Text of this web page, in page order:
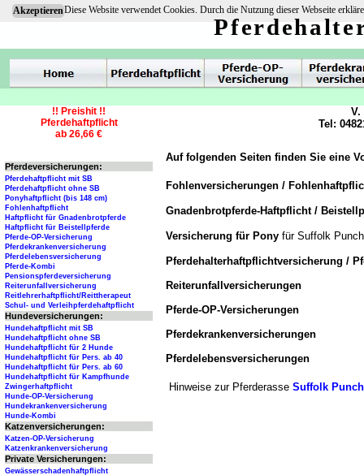
AkzeptierenDiese Website verwendet Cookies. Durch die Nutzung dieser Webseite
Auf folgenden Seiten finden Sie eine
Fohlenversicherungen /
Gnadenbrotpferde-Haftpflicht /
Versicherung für Pony für Suffolk Punch
Pferdehalterhaftpflichtversicherung /
Reiterunfallversicherungen
Pferde-OP-Versicherungen
Pferdekrankenversicherungen
Pferdelebensversicherungen
Hinweise zur Pferderasse Suffolk
V.
Tel:
!! Preishit !!
Pferdehaftpflicht
ab 26,66 €
Pferdeversicherungen:
Pferdehaftpflicht mit SB
Pferdehaftpflicht ohne SB
Ponyhaftpflicht (bis 148 cm)
Fohlenhaftpflicht
Haftpflicht für Gnadenbrotpferde
Haftpflicht für Beistellpferde
Pferde-OP-Versicherung
Pferdekrankenversicherung
Pferdelebensversicherung
Pferde-Kombi
Pensionspferdeversicherung
Reiterunfallversicherung
Reitlehrerhaftpflicht/Reittherapeut
Schul- und Verleihpferdehaftpflicht
Hundeversicherungen:
Hundehaftpflicht mit SB
Hundehaftpflicht ohne SB
Hundehaftpflicht für 2 Hunde
Hundehaftpflicht für Pers. ab 40
Hundehaftpflicht für Pers. ab 60
Hundehaftpflicht für Kampfhunde
Zwingerhaftpflicht
Hunde-OP-Versicherung
Hundekrankenversicherung
Hunde-Kombi
Katzenversicherungen:
Katzen-OP-Versicherung
Katzenkrankenversicherung
Private Versicherungen:
Gewässerschadenhaftpflicht